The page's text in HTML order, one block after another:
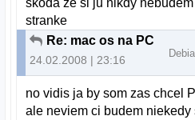
stranke
Re: mac os na PC
24.02.2008 | 23:16
no vidis ja by som zas chcel
ale neviem ci budem